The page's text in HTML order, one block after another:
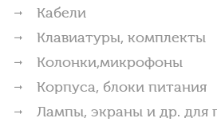
Кабели
Клавиатуры, комплекты
Колонки,микрофоны
Корпуса, блоки питания
Лампы, экраны и др. для